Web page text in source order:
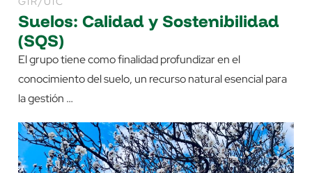
Suelos: Calidad y Sostenibilidad
(SQS)
El grupo tiene como finalidad profundizar en el
conocimiento del suelo, un recurso natural esencial para
la gestión …